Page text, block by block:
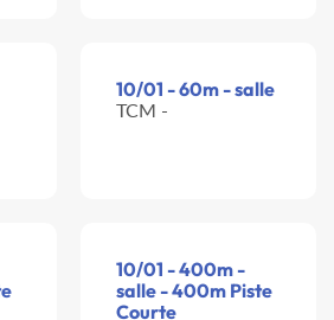
10/01 - 60m - salle
TCM -
10/01 - 400m -
salle - 400m Piste
Courte